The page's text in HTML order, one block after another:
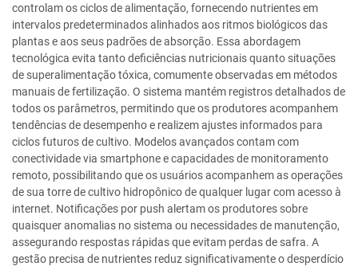
controlam os ciclos de alimentação, fornecendo nutrientes em
intervalos predeterminados alinhados aos ritmos biológicos das
plantas e aos seus padrões de absorção. Essa abordagem
tecnológica evita tanto deficiências nutricionais quanto situações
de superalimentação tóxica, comumente observadas em métodos
manuais de fertilização. O sistema mantém registros detalhados de
todos os parâmetros, permitindo que os produtores acompanhem
tendências de desempenho e realizem ajustes informados para
ciclos futuros de cultivo. Modelos avançados contam com
conectividade via smartphone e capacidades de monitoramento
remoto, possibilitando que os usuários acompanhem as operações
de sua torre de cultivo hidropônico de qualquer lugar com acesso à
internet. Notificações por push alertam os produtores sobre
quaisquer anomalias no sistema ou necessidades de manutenção,
assegurando respostas rápidas que evitam perdas de safra. A
gestão precisa de nutrientes reduz significativamente o desperdício